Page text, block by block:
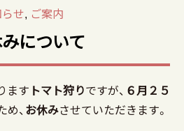
せ, ご案内
について
ます トマト狩りですが、 ６月２５
、 お休みさせていただきます。